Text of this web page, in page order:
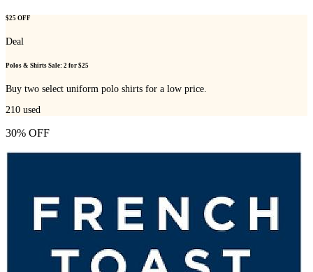
$25 OFF
Deal
Polos & Shirts Sale: 2 for $25
Buy two select uniform polo shirts for a low price.
210 used
30% OFF